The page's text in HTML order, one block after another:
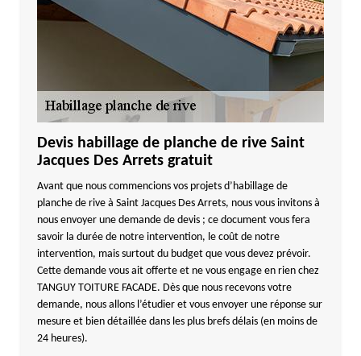
Devis habillage de planche de rive Saint
Jacques Des Arrets gratuit
Avant que nous commencions vos projets d’habillage de
planche de rive à Saint Jacques Des Arrets, nous vous invitons à
nous envoyer une demande de devis ; ce document vous fera
savoir la durée de notre intervention, le coût de notre
intervention, mais surtout du budget que vous devez prévoir.
Cette demande vous ait offerte et ne vous engage en rien chez
TANGUY TOITURE FACADE. Dès que nous recevons votre
demande, nous allons l’étudier et vous envoyer une réponse sur
mesure et bien détaillée dans les plus brefs délais (en moins de
24 heures).